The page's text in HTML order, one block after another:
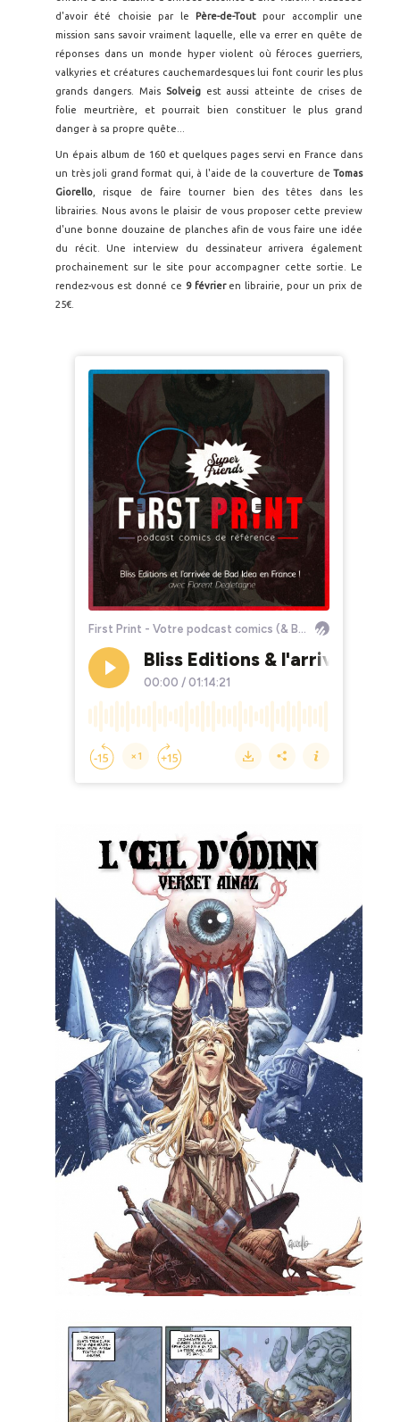
d'avoir été choisie par le
Père-de-Toutpour accomplir une
mission sans savoir vraiment laquelle, elle va errer en quête de
réponses dans un monde hyper violent où féroces guerriers,
valkyries et créatures cauchemardesques lui font courir les plus
grands dangers. Mais Solveig est aussi atteinte de crises de
folie meurtrière, et pourrait bien constituer le plus grand
danger à sa propre quête...
Un épais album de 160 et quelques pages servi en France dans
un très joli grand format qui, à l'aide de la couverture de Tomas
Giorello , risque de faire tourner bien des têtes dans les
librairies. Nous avons le plaisir de vous proposer cette preview
d'une bonne douzaine de planches afin de vous faire une idée
du récit. Une interview du dessinateur arrivera également
prochainement sur le site pour accompagner cette sortie. Le
rendez-vous est donné ce 9 février en librairie, pour un prix de
25€.